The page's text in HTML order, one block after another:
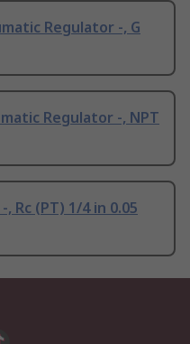
Regulator -, G
Regulator -, NPT
Rc (PT) 1/4 in 0.05